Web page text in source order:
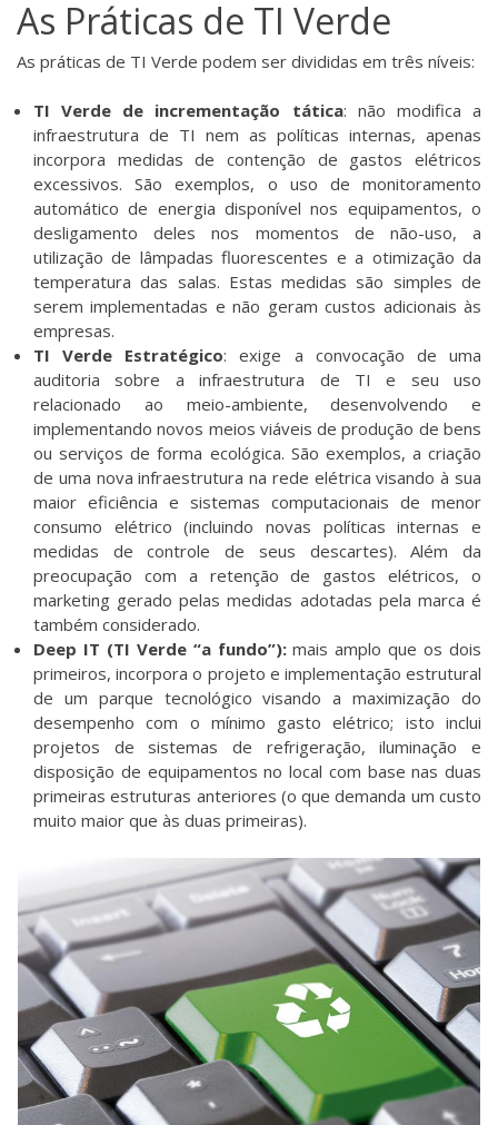
As Práticas de TI Verde
As práticas de TI Verde podem ser divididas em três níveis:
TI Verde de incrementação tática: não modifica a
infraestrutura de TI nem as políticas internas, apenas
incorpora medidas de contenção de gastos elétricos
excessivos. São exemplos, o uso de monitoramento
automático de energia disponível nos equipamentos, o
desligamento deles nos momentos de não-uso, a
utilização de lâmpadas fluorescentes e a otimização da
temperatura das salas. Estas medidas são simples de
serem implementadas e não geram custos adicionais às
empresas.
TI Verde Estratégico: exige a convocação de uma
auditoria sobre a infraestrutura de TI e seu uso
relacionado ao meio-ambiente, desenvolvendo e
implementando novos meios viáveis de produção de bens
ou serviços de forma ecológica. São exemplos, a criação
de uma nova infraestrutura na rede elétrica visando à sua
maior eficiência e sistemas computacionais de menor
consumo elétrico (incluindo novas políticas internas e
medidas de controle de seus descartes). Além da
preocupação com a retenção de gastos elétricos, o
marketing gerado pelas medidas adotadas pela marca é
também considerado.
Deep IT (TI Verde “a fundo”):mais amplo que os dois
primeiros, incorpora o projeto e implementação estrutural
de um parque tecnológico visando a maximização do
desempenho com o mínimo gasto elétrico; isto inclui
projetos de sistemas de refrigeração, iluminação e
disposição de equipamentos no local com base nas duas
primeiras estruturas anteriores (o que demanda um custo
muito maior que às duas primeiras).